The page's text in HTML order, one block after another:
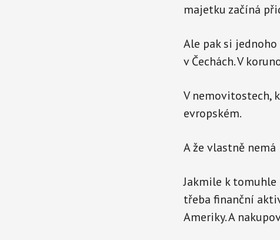
majetku začíná
Ale pak si
v Čechách. V
V nemovitostech,
evropském.
A že vlastně
Jakmile k
třeba finanční
Ameriky. A